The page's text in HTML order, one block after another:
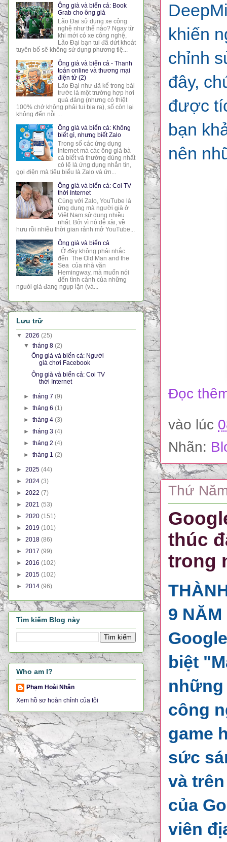
khiến
chỉnh
đây,
được
bạn
nên
Đọc
vào lúc
Nhãn:
Thứ
thúc
trong
9
biệt
những
công
game
sức
và
của
viên
Ông già và biển cả: Book
Grab cho ông già
Lão Đại sử dụng xe công
nghệ như thế nào? Ngay từ
khi mới có xe công nghệ,
Lão Đại bạn tui đã dứt khoát
tuyên bố sẽ không sử dụng phương tiệ...
Ông già và biển cả - Thanh
toán online và thương mại
điện tử (2)
Lão Đại như đã kể trong bài
trước là một trường hợp hơi
quá đáng (nhưng có thiệt
100% chớ không phải tui bịa ra), số còn lại
không đến nỗi ...
Ông già và biển cả: Không
biết gì, nhưng biết Zalo
Trong số các ứng dụng
Internet mà các ông già bà
cả biết và thường dùng nhất
có lẽ là ứng dụng nhắn tin,
gọi điện mà tiêu biểu là Zalo và ứn...
Ông già và biển cả: Coi TV
thời Internet
Cùng với Zalo, YouTube là
ứng dụng mà người già ở
Việt Nam sử dụng nhiều
nhất. Bởi vì nó dễ xài, về
hưu rồi nhiều thời gian rảnh mở YouTube...
Ông già và biển cả
Ở đây không phải nhắc
đến The Old Man and the
Sea của nhà văn
Hemingway, mà muốn nói
đến tình cảnh của những
nguòi già đang ngụp lặn (và...
Lưu trữ
▼ 2026 (25)
▼tháng 8(2)
Ông già và biển cả: Người
già chơi Facebook
Ông già và biển cả: Coi TV
thời Internet
►tháng 7(9)
►tháng 6(1)
►tháng 4(3)
►tháng 3(4)
►tháng 2(4)
►tháng 1(2)
► 2025 (44)
► 2024 (3)
► 2022 (7)
► 2021 (53)
► 2020 (151)
► 2019 (101)
► 2018 (86)
► 2017 (99)
► 2016 (102)
► 2015 (102)
► 2014 (96)
Tìm kiếm Blog này
Who am I?
Phạm Hoài Nhân
Xem hồ sơ hoàn chỉnh của tôi